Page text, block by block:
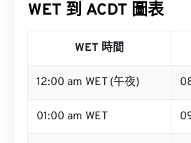
WET 到 ACDT 圖表
WET 時間
12:00 am WET (午夜)
01:00 am WET